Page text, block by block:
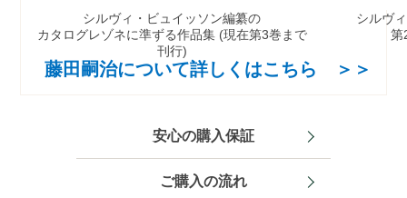
シルヴィ・ビュイッソン編纂の
カタログレゾネに準ずる作品集 (現在第3巻まで
刊行)
シルヴ
第
藤田嗣治について詳しくはこちら ＞＞
安心の購入保証
ご購入の流れ